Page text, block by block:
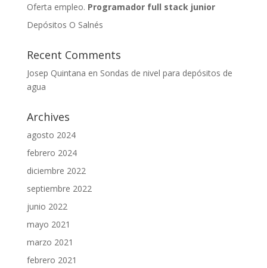
Oferta empleo. Programador full stack junior
Depósitos O Salnés
Recent Comments
Josep Quintana en Sondas de nivel para depósitos de
agua
Archives
agosto 2024
febrero 2024
diciembre 2022
septiembre 2022
junio 2022
mayo 2021
marzo 2021
febrero 2021